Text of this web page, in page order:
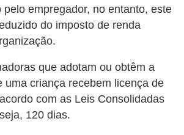
pelo empregador, no entanto, este
do imposto de renda
que adotam ou obtêm a
uma criança recebem licença de
com as Leis Consolidadas
120 dias.